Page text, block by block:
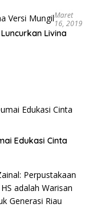
Maret
16, 2019
Livina
Edukasi Cinta